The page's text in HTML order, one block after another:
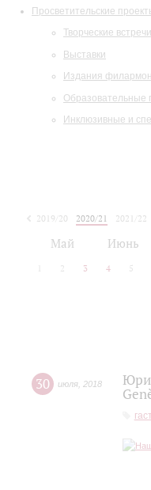
Просветительские
Творческие встречи
Выставки
Издания
Образовательные
Инклюзивные и
2019/20 2020/21 2021/22
Май Июнь
2 3 4 5
30 июля 2018